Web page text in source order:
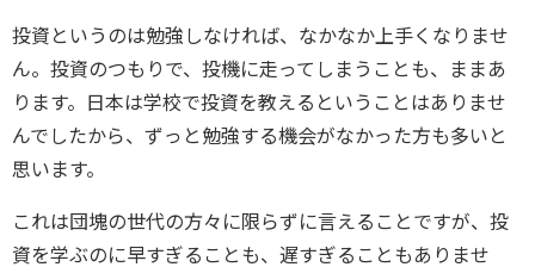
投資というのは勉強しなければ、なかなか上手くなりませ
ん。投資のつもりで、投機に走ってしまうことも、ままあ
ります。日本は学校で投資を教えるということはありませ
んでしたから、ずっと勉強する機会がなかった方も多いと
思います。
これは団塊の世代の方々に限らずに言えることですが、投
資を学ぶのに早すぎることも、遅すぎることもありませ